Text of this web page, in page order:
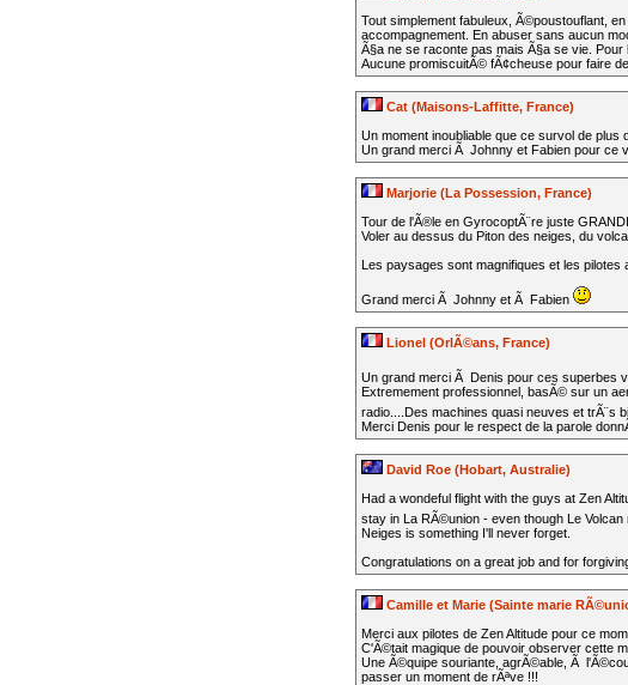
Tout simplement fabuleux, Ã©poustouflant,
accompagnement. En abuser sans aucun
Ã§a ne se raconte pas mais Ã§a se vie.
Aucune promiscuitÃ© fÃ¢cheuse pour faire
Cat (Maisons-Laffitte, France)
Un moment inoubliable que ce survol de plus
Un grand merci Ã Johnny et Fabien pour ce
Marjorie (La Possession, France)
Tour de l'Ã®le en GyrocoptÃ¨re juste
Voler au dessus du Piton des neiges, du
Les paysages sont magnifiques et les pilotes
Grand merci Ã Johnny et Ã Fabien
Lionel (OrlÃ©ans, France)
Un grand merci Ã Denis pour ces superbes
Extremement professionnel, basÃ© sur un
radio....Des machines quasi neuves et trÃ¨s
Merci Denis pour le respect de la parole
David Roe (Hobart, Australie)
Had a wondeful flight with the guys at Zen
stay in La RÃ©union - even though Le Volcan
Neiges is something I'll never forget.
Congratulations on a great job and for
Camille et Marie (Sainte marie
Merci aux pilotes de Zen Altitude pour ce
C'Ã©tait magique de pouvoir observer cette
Une Ã©quipe souriante, agrÃ©able, Ã
passer un moment de rÃªve !!!